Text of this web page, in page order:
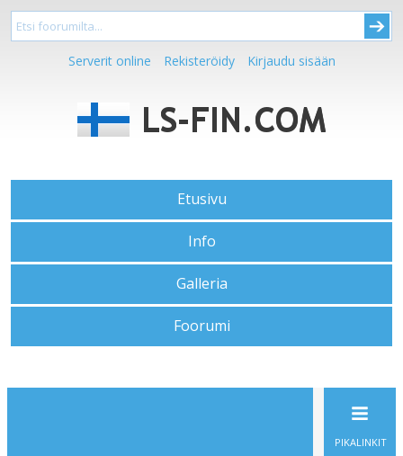
Serverit online Rekisteröidy Kirjaudu sisään
Etusivu
Info
Galleria
Foorumi
PIKALINKIT